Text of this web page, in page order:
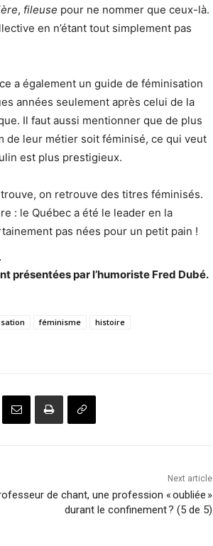
, fileuse pour ne nommer que ceux-là.
en n’étant tout simplement pas
a également un guide de féminisation
années seulement après celui de la
Il faut aussi mentionner que de plus
de leur métier soit féminisé, ce qui veut
est plus prestigieux.
on retrouve des titres féminisés.
: le Québec a été le leader en la
pas nées pour un petit pain !
présentées par l’humoriste Fred Dubé.
féminisme
histoire
Next article
de chant, une profession « oubliée »
durant le confinement ? (5 de 5)